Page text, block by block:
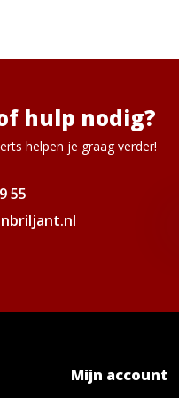
hulp nodig?
helpen je graag verder!
55
Mijn account